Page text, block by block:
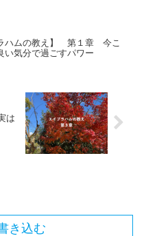
ハムの教え】 第１章 今こ
い気分で過ごすパワー
は
き込む